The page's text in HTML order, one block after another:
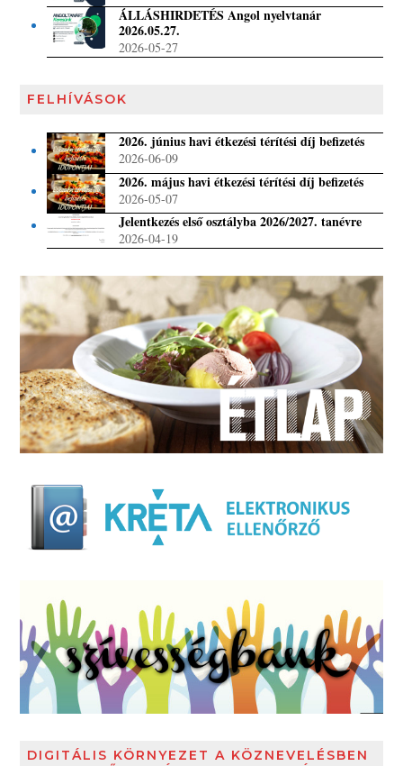
ÁLLÁSHIRDETÉS Angol nyelvtanár
2026.05.27.
2026-05-27
FELHÍVÁSOK
2026. június havi étkezési térítési díj befizetés
2026-06-09
2026. május havi étkezési térítési díj befizetés
2026-05-07
Jelentkezés első osztályba 2026/2027. tanévre
2026-04-19
DIGITÁLIS KÖRNYEZET A KÖZNEVELÉSBEN